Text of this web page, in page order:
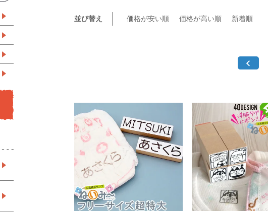
並び替え 価格が安い順 価格が高い順 新着順